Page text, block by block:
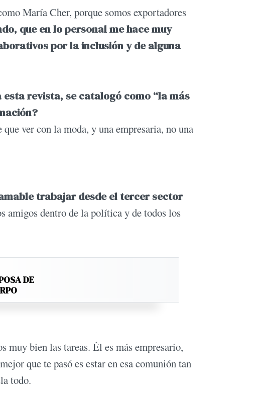
María Cher, porque somos exportadores
que en lo personal me hace muy
por la inclusión y de alguna
revista, se catalogó como “la más
ver con la moda, y una empresaria, no una
trabajar desde el tercer sector
amigos dentro de la política y de todos los
DE
bien las tareas. Él es más empresario,
que te pasó es estar en esa comunión tan
todo.